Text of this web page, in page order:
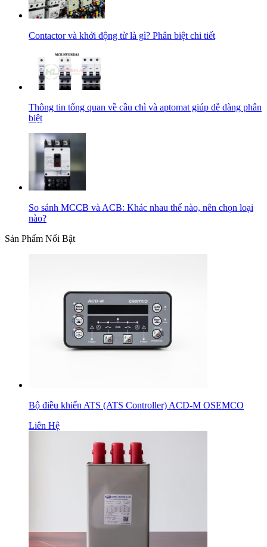
Contactor và khởi động từ là gì? Phân biệt chi tiết
Thông tin tổng quan về cầu chì và aptomat giúp dễ dàng phân
biệt
So sánh MCCB và ACB: Khác nhau thế nào, nên chọn loại
nào?
Sản Phẩm Nổi Bật
Bộ điều khiển ATS (ATS Controller) ACD-M OSEMCO
Liên Hệ